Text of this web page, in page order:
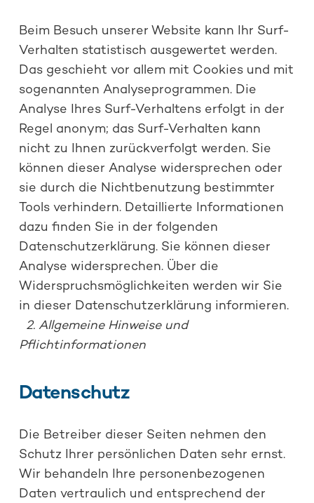
Beim Besuch unserer Website kann Ihr Surf-
Verhalten statistisch ausgewertet werden.
Das geschieht vor allem mit Cookies und mit
sogenannten Analyseprogrammen. Die
Analyse Ihres Surf-Verhaltens erfolgt in der
Regel anonym; das Surf-Verhalten kann
nicht zu Ihnen zurückverfolgt werden. Sie
können dieser Analyse widersprechen oder
sie durch die Nichtbenutzung bestimmter
Tools verhindern. Detaillierte Informationen
dazu finden Sie in der folgenden
Datenschutzerklärung. Sie können dieser
Analyse widersprechen. Über die
Widerspruchsmöglichkeiten werden wir Sie
in dieser Datenschutzerklärung informieren.
2. Allgemeine Hinweise und
Pflichtinformationen
Datenschutz
Die Betreiber dieser Seiten nehmen den
Schutz Ihrer persönlichen Daten sehr ernst.
Wir behandeln Ihre personenbezogenen
Daten vertraulich und entsprechend der